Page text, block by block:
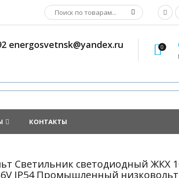
energosvetnsk@yandex.ru 0
КОНТАКТЫ
Светильник светодиодный ЖКХ
IP54 Промышленный